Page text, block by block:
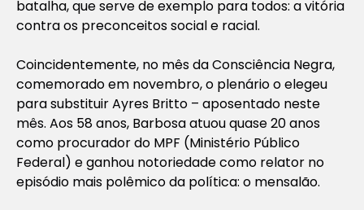
batalha, que serve de exemplo para todos: a vitória
contra os preconceitos social e racial.
Coincidentemente, no mês da Consciência Negra,
comemorado em novembro, o plenário o elegeu
para substituir Ayres Britto – aposentado neste
mês. Aos 58 anos, Barbosa atuou quase 20 anos
como procurador do MPF (Ministério Público
Federal) e ganhou notoriedade como relator no
episódio mais polêmico da política: o mensalão.